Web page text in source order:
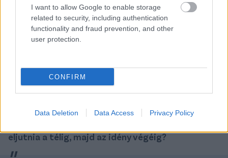
I want to allow Google to enable storage
related to security, including authentication
functionality and fraud prevention, and other
user protection.
CONFIRM
Data Deletion Data Access Privacy Policy
szempontból, hogy mégiscsak egy, a szívemhez
közel álló klubbal találkozunk. De közhely, amit
mondok: nekem a Siófokért kell dolgoznom,
mindegy, hogy ki az ellenfél. Nekünk, a mi
amellett, hogy boldogon gondolok vissza az ott
eltöltött három évre, de a legfontosabb az, hogy a
volt és szeretett csapatomat kétvállra fektessük és
eljutnia a télig, majd az idény végéig?